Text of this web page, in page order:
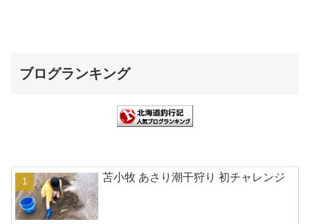
ブログランキング
苫小牧 あさり潮干狩り 初チャレンジ